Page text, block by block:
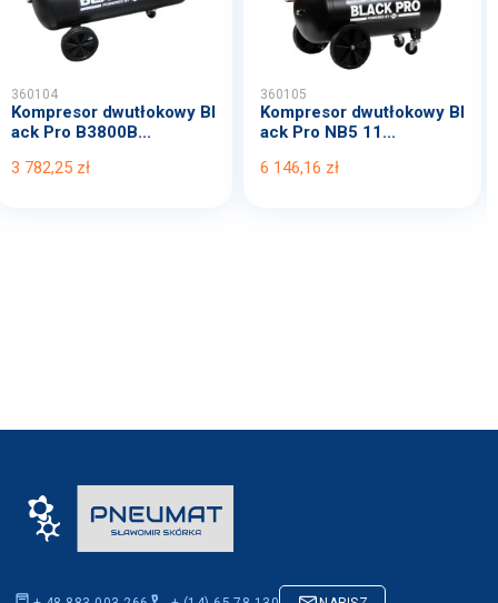
360104
Kompresor dwutłokowy Bl
ack Pro B3800B...
3 782,25 zł
360105
Kompresor dwutłokowy Bl
ack Pro NB5 11...
6 146,16 zł